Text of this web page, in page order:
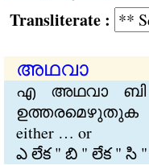
:
അഥവാ
എ അഥവാ ബി
ഉത്തരമെഴുതുക
either … or
ఎ లేక " బి " లేక "